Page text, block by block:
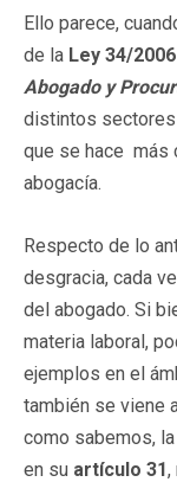
Ello parece,
de la Ley 34/2006
Abogado y
distintos sectores
que se hace más
abogacía.
Respecto de lo
desgracia, cada
del abogado. Si
materia laboral,
ejemplos en el
también se viene
como sabemos,
en su artículo 31,